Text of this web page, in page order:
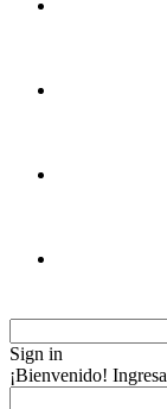
Sign in
¡Bienvenido!